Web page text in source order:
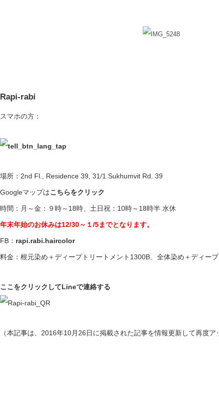
Rapi-rabi
スマホの方：
場所：2nd Fl., Residence 39, 31/1 Sukhumvit Rd. 39
Googleマップはこちらをクリック
時間：月～金：９時～18時、土日祝：10時～18時半 水休
年末年始のお休みは12/30～１/5までとなります。
FB： rapi.rabi.haircolor
料金：根元染め＋ディープトリートメント1300B、全体染め＋ディー
ここをクリックしてLineで連絡する
（本記事は、2016年10月26日に掲載された記事を情報更新して再度